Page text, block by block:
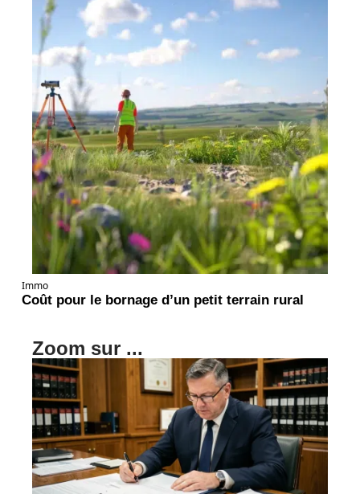
Immo
Coût pour le bornage d’un petit terrain rural
Zoom sur ...